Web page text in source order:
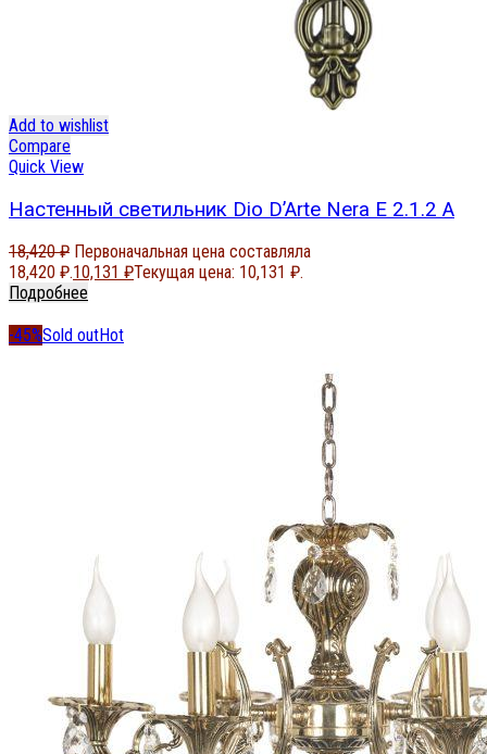
Add to wishlist
Compare
Quick View
Настенный светильник Dio D’Arte Nera E 2.1.2 A
18,420₽ Первоначальная цена составляла
18,420 ₽.10,131 ₽Текущая цена: 10,131 ₽.
Подробнее
-45%Sold outHot